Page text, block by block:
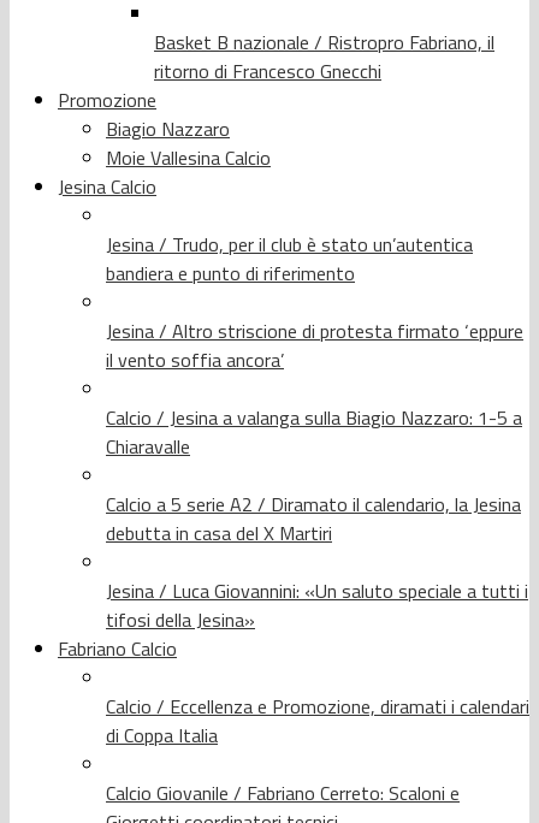
Basket B nazionale / Ristropro Fabriano, il
ritorno di Francesco Gnecchi
Promozione
Biagio Nazzaro
Moie Vallesina Calcio
Jesina Calcio
Jesina / Trudo, per il club è stato un’autentica
bandiera e punto di riferimento
Jesina / Altro striscione di protesta firmato ‘eppure
il vento soffia ancora’
Calcio / Jesina a valanga sulla Biagio Nazzaro: 1-5 a
Chiaravalle
Calcio a 5 serie A2 / Diramato il calendario, la Jesina
debutta in casa del X Martiri
Jesina / Luca Giovannini: «Un saluto speciale a tutti i
tifosi della Jesina»
Fabriano Calcio
Calcio / Eccellenza e Promozione, diramati i calendari
di Coppa Italia
Calcio Giovanile / Fabriano Cerreto: Scaloni e